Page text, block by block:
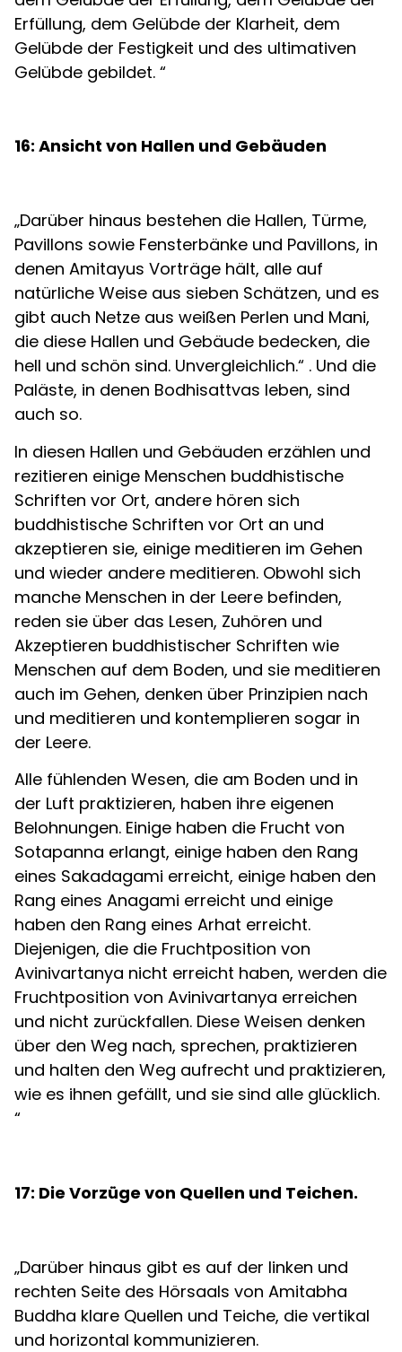
Erfüllung, dem Gelübde der Klarheit, dem
Gelübde der Festigkeit und des ultimativen
Gelübde gebildet. “
16: Ansicht von Hallen und Gebäuden
„Darüber hinaus bestehen die Hallen, Türme,
Pavillons sowie Fensterbänke und Pavillons, in
denen Amitayus Vorträge hält, alle auf
natürliche Weise aus sieben Schätzen, und es
gibt auch Netze aus weißen Perlen und Mani,
die diese Hallen und Gebäude bedecken, die
hell und schön sind. Unvergleichlich.“ . Und die
Paläste, in denen Bodhisattvas leben, sind
auch so.
In diesen Hallen und Gebäuden erzählen und
rezitieren einige Menschen buddhistische
Schriften vor Ort, andere hören sich
buddhistische Schriften vor Ort an und
akzeptieren sie, einige meditieren im Gehen
und wieder andere meditieren. Obwohl sich
manche Menschen in der Leere befinden,
reden sie über das Lesen, Zuhören und
Akzeptieren buddhistischer Schriften wie
Menschen auf dem Boden, und sie meditieren
auch im Gehen, denken über Prinzipien nach
und meditieren und kontemplieren sogar in
der Leere.
Alle fühlenden Wesen, die am Boden und in
der Luft praktizieren, haben ihre eigenen
Belohnungen. Einige haben die Frucht von
Sotapanna erlangt, einige haben den Rang
eines Sakadagami erreicht, einige haben den
Rang eines Anagami erreicht und einige
haben den Rang eines Arhat erreicht.
Diejenigen, die die Fruchtposition von
Avinivartanya nicht erreicht haben, werden die
Fruchtposition von Avinivartanya erreichen
und nicht zurückfallen. Diese Weisen denken
über den Weg nach, sprechen, praktizieren
und halten den Weg aufrecht und praktizieren,
wie es ihnen gefällt, und sie sind alle glücklich.
“
17: Die Vorzüge von Quellen und Teichen.
„Darüber hinaus gibt es auf der linken und
rechten Seite des Hörsaals von Amitabha
Buddha klare Quellen und Teiche, die vertikal
und horizontal kommunizieren.